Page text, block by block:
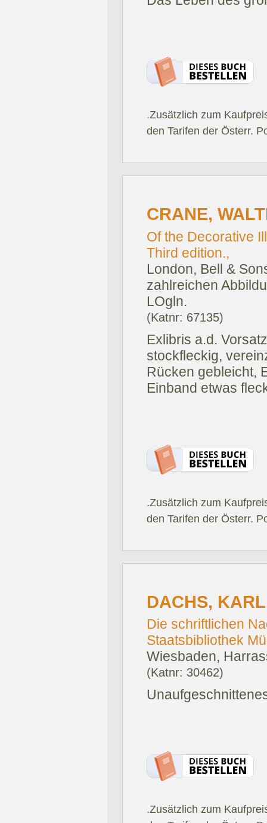
.Zusätzlich zum
den Tarifen der Österr.
CRANE,
Of the Decorative
Third edition.,
London, Bell &
zahlreichen
LOgln.
(Katnr: 67135)
Exlibris a.d.
stockfleckig,
Rücken gebleicht,
Einband etwas
.Zusätzlich zum
den Tarifen der Österr.
DACHS,
Die schriftlichen
Staatsbibliothek
Wiesbaden,
(Katnr: 30462)
.Zusätzlich zum